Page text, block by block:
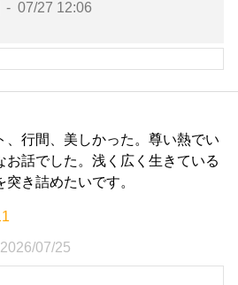
07/27 12:06
、行間、美しかった。尊い熱でい
お話でした。浅く広く生きている
き詰めたいです。
2026/07/25